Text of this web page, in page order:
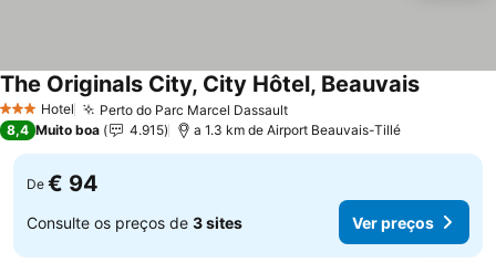
3 EstrelasHotel Perto do Parc Marcel Dassault
The Originals City, City Hôtel, Beauvais
8,4 Muito boa 4.915 a 1.3 km de Airport Beauvais-Tillé
De € 94
Consulte os preços de 3 sites Ver preços